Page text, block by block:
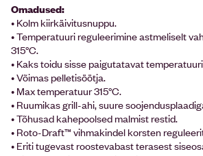
Omadused:
• Kolm kiirkäivitusnuppu.
• Temperatuuri reguleerimine astmeliselt
315°C.
• Kaks toidu sisse paigutatavat
• Võimas pelletisöötja.
• Max temperatuur 315°C.
• Ruumikas grill-ahi, suure
• Tõhusad kahepoolsed malmist restid.
• Roto-Draft™ vihmakindel korsten
• Eriti tugevast roostevabast terasest